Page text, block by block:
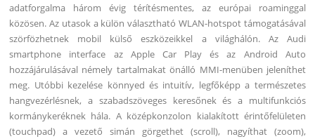
adatforgalma három évig térítésmentes, az európai roaminggal
közösen. Az utasok a külön választható WLAN-hotspot támogatásával
szörfözhetnek mobil külső eszközeikkel a világhálón. Az Audi
smartphone interface az Apple Car Play és az Android Auto
hozzájárulásával némely tartalmakat önálló MMI-menüben jeleníthet
meg. Utóbbi kezelése könnyed és intuitív, legfőképp a természetes
hangvezérlésnek, a szabadszöveges keresőnek és a multifunkciós
kormánykeréknek hála. A középkonzolon kialakított érintőfelületen
(touchpad) a vezető simán görgethet (scroll), nagyíthat (zoom),